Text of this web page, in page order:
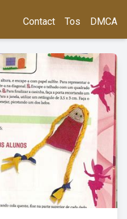
Contact Tos DMCA